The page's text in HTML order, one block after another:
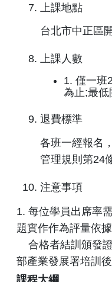
上課地點
台北市中正區
上課人數
1. 僅一班
為止;最低
退費標準
各班一經報名
管理規則第24
注意事項
1. 每位學員出席率
題實作作為評量依據
合格者結訓頒發證
部產業發展署培訓後